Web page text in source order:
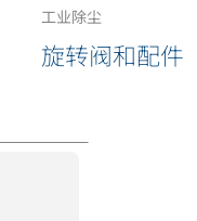
工业除尘
旋转阀和配件